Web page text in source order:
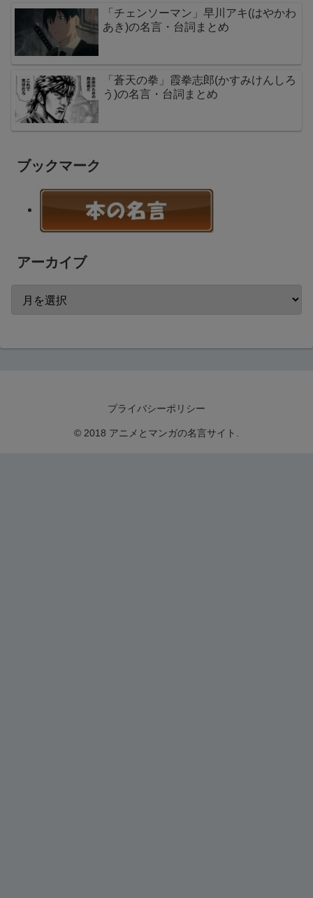
「チェンソーマン」早川アキ(はやかわ
あき)の名言・台詞まとめ
「蒼天の拳」霞拳志郎(かすみけんしろ
う)の名言・台詞まとめ
ブックマーク
アーカイブ
プライバシーポリシー
© 2018 アニメとマンガの名言サイト.